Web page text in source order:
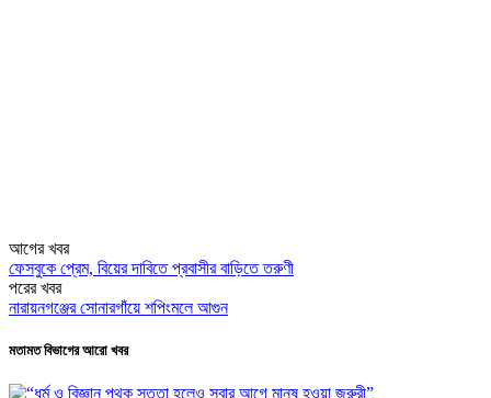
আগের খবর
ফেসবুকে প্রেম, বিয়ের দাবিতে প্রবাসীর বাড়িতে তরুণী
পরের খবর
নারায়নগঞ্জের সোনারগাঁয়ে শপিংমলে আগুন
মতামত বিভাগের আরো খবর